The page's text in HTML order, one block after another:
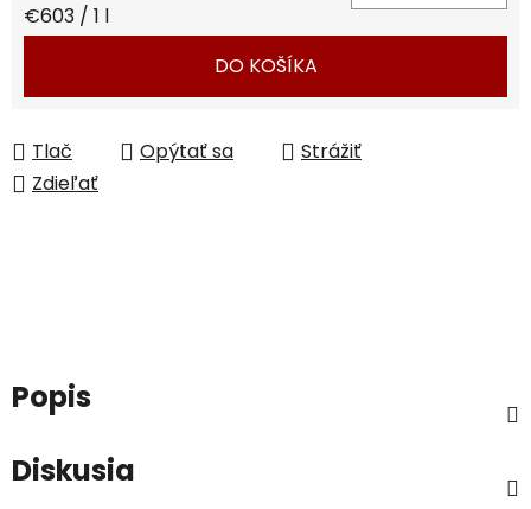
Jednotková cena:
€603 / 1 l
DO KOŠÍKA
Tlač Opýtať sa
Strážiť
Zdieľať
Popis
Diskusia